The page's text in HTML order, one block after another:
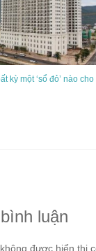
kỳ một ‘sổ đỏ’ nào cho
luận
được hiển thị